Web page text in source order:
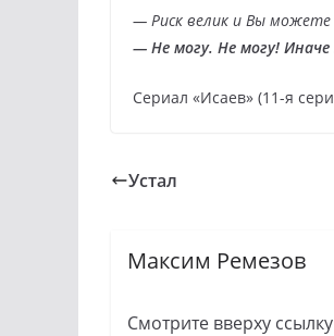
— Риск велик и Вы можете
— Не могу. Не могу! Иначе
Сериал «Исаев» (11-я
Устал
Максим Ремезов
Смотрите вверху